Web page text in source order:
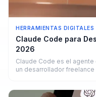
HERRAMIENTAS DIGITALES
Claude Code para
2026
Claude Code es el
un desarrollador